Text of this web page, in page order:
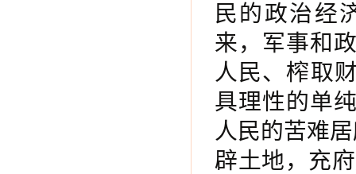
民的政治经
来，军事和
人民、榨取
具理性的单
人民的苦难
辟土地，充